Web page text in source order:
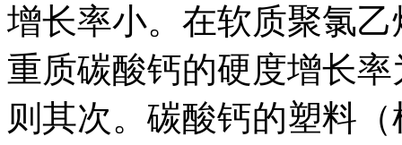
增长率小。在软质聚氯乙
重质碳酸钙的硬度增长
则其次。碳酸钙的塑料